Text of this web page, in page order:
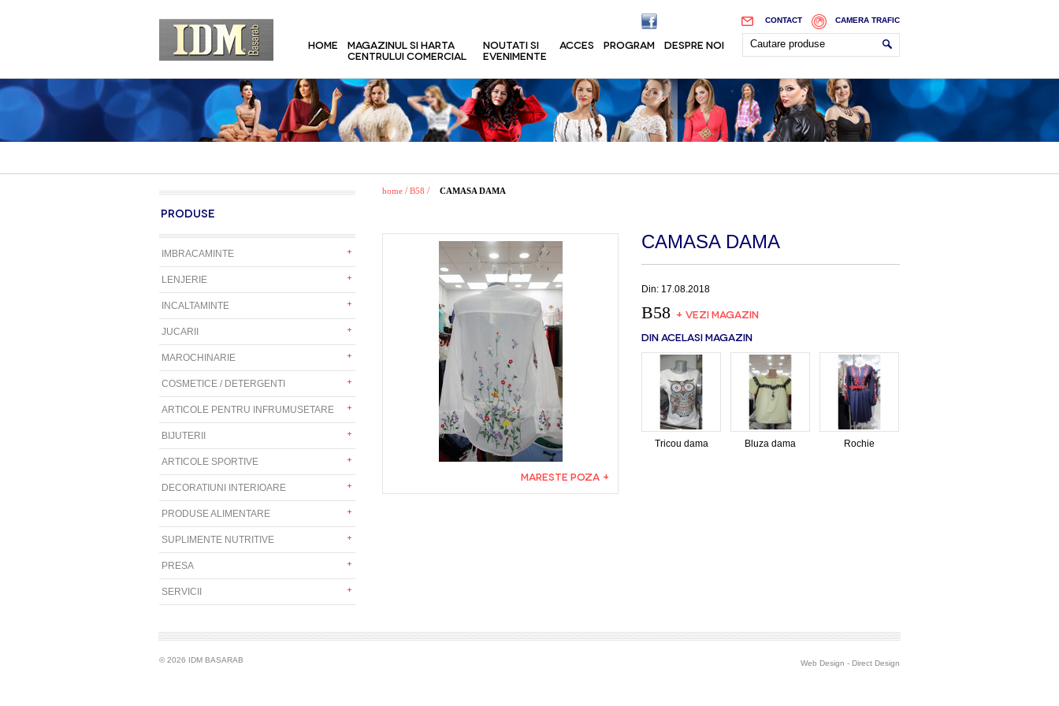
CAMERA TRAFIC
CONTACT
HOME
MAGAZINUL SI HARTA
CENTRULUI COMERCIAL
NOUTATI SI
EVENIMENTE
ACCES PROGRAM DESPRE NOI
PRODUSE
IMBRACAMINTE
LENJERIE
INCALTAMINTE
JUCARII
MAROCHINARIE
COSMETICE / DETERGENTI
ARTICOLE PENTRU INFRUMUSETARE
BIJUTERII
ARTICOLE SPORTIVE
DECORATIUNI INTERIOARE
PRODUSE ALIMENTARE
SUPLIMENTE NUTRITIVE
PRESA
SERVICII
home / B58 / CAMASA DAMA
MARESTE POZA +
CAMASA DAMA
Din: 17.08.2018
B58 + VEZI MAGAZIN
DIN ACELASI MAGAZIN
Tricou dama Bluza dama Rochie
© 2026 IDM BASARAB Web Design - Direct Design